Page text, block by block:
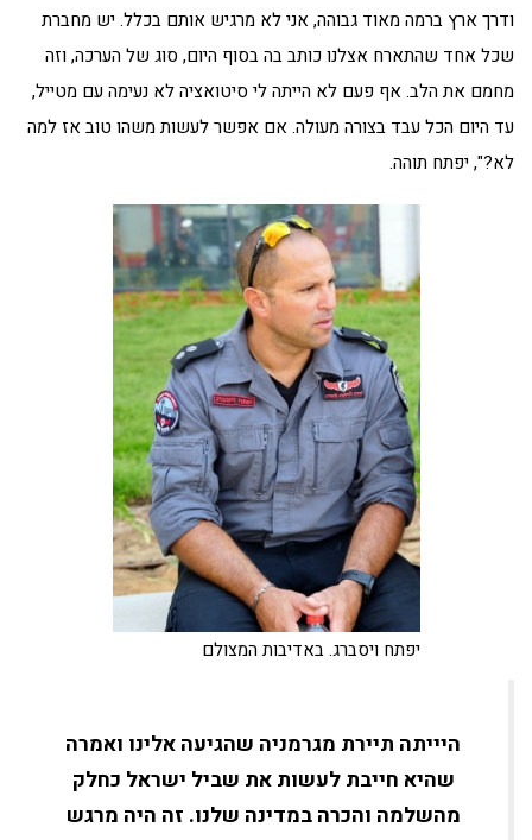
ודרך ארץ ברמה מאוד גבוהה, אני לא מרגיש אותם בכלל. יש מחברת
שכל אחד שהתארח אצלנו כותב בה בסוף היום, סוג של הערכה, וזה
מחמם את הלב. אף פעם לא הייתה לי סיטואציה לא נעימה עם מטייל,
עד היום הכל עבד בצורה מעולה. אם אפשר לעשות משהו טוב אז למה
לא?", יפתח תוהה.
יפתח ויסברג. באדיבות המצולם
היייתה תיירת מגרמניה שהגיעה אלינו ואמרה
שהיא חייבת לעשות את שביל ישראל כחלק
מהשלמה והכרה במדינה שלנו. זה היה מרגש